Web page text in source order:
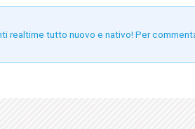
realtime tutto nuovo e nativo! Per